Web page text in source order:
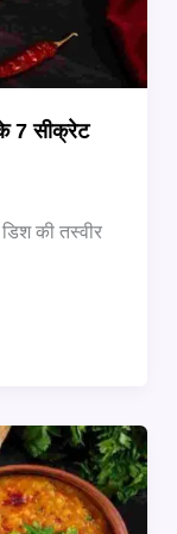
7 सीक्रेट
की तस्वीर